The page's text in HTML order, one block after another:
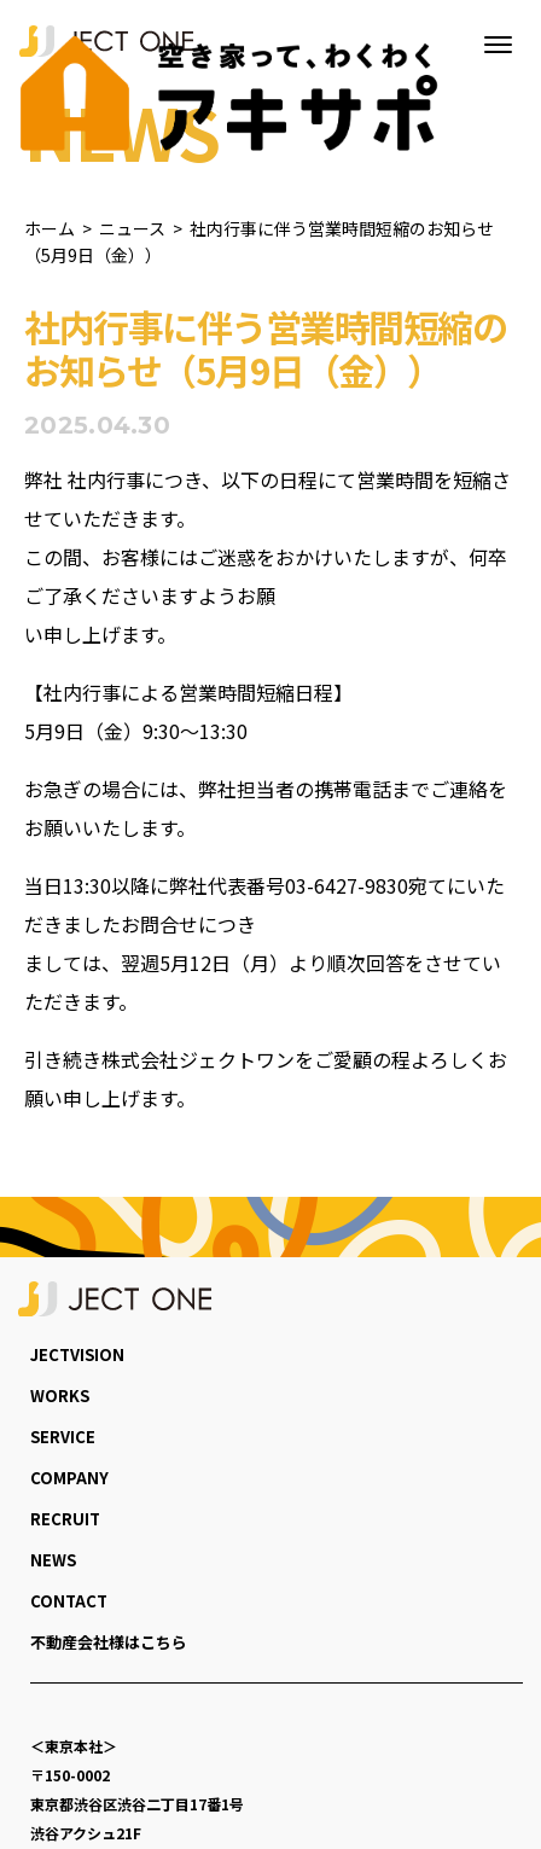
NEWS
ホーム > ニュース > 社内行事に伴う営業時間短縮のお知らせ
（5月9日（金））
社内行事に伴う営業時間短縮の
お知らせ（5月9日（金））
2025.04.30
弊社 社内行事につき、以下の日程にて営業時間を短縮さ
せていただきます。
この間、お客様にはご迷惑をおかけいたしますが、何卒
ご了承くださいますようお願
い申し上げます。
【社内行事による営業時間短縮日程】
5月9日（金）9:30～13:30
お急ぎの場合には、弊社担当者の携帯電話までご連絡を
お願いいたします。
当日13:30以降に弊社代表番号03-6427-9830宛てにいた
だきましたお問合せにつき
ましては、翌週5月12日（月）より順次回答をさせてい
ただきます。
引き続き株式会社ジェクトワンをご愛顧の程よろしくお
願い申し上げます。
JECTVISION
WORKS
SERVICE
COMPANY
RECRUIT
NEWS
CONTACT
不動産会社様はこちら
＜東京本社＞
〒150-0002
東京都渋谷区渋谷二丁目17番1号
渋谷アクシュ21F